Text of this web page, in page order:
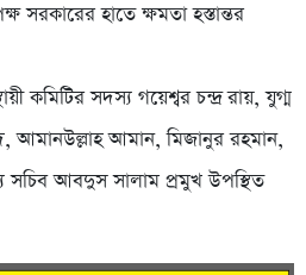
সরকারের হাতে ক্ষমতা হস্তান্তর
কমিটির সদস্য গয়েশ্বর চন্দ্র রায়, যুগ্ম
আমানউল্লাহ আমান, মিজানুর রহমান,
সচিব আবদুস সালাম প্রমুখ উপস্থিত